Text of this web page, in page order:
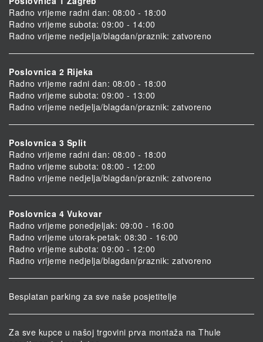
Radno vrijeme radni dan: 08:00 - 18:00
Radno vrijeme subota: 09:00 - 14:00
Radno vrijeme nedjelja/blagdan/praznik: zatvoreno
Poslovnica 2 Rijeka
Radno vrijeme radni dan: 08:00 - 18:00
Radno vrijeme subota: 09:00 - 13:00
Radno vrijeme nedjelja/blagdan/praznik: zatvoreno
Poslovnica 3 Split
Radno vrijeme radni dan: 08:00 - 18:00
Radno vrijeme subota: 08:00 - 12:00
Radno vrijeme nedjelja/blagdan/praznik: zatvoreno
Poslovnica 4 Vukovar
Radno vrijeme ponedjeljak: 09:00 - 16:00
Radno vrijeme utorak-petak: 08:30 - 16:00
Radno vrijeme subota: 09:00 - 12:00
Radno vrijeme nedjelja/blagdan/praznik: zatvoreno
Besplatan parking za sve naše posjetitelje
Za sve kupce u našoj trgovini prva montaža na Thule